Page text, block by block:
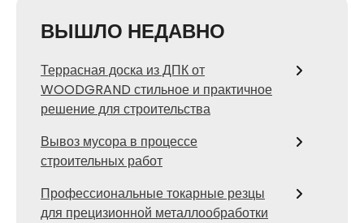
ВЫШЛО НЕДАВНО
Террасная доска из ДПК от
WOODGRAND стильное и практичное
решение для строительства
Вывоз мусора в процессе
строительных работ
Профессиональные токарные резцы
для прецизионной металлообработки